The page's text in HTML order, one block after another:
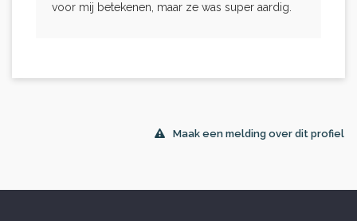
voor mij betekenen, maar ze was super aardig.
Maak een melding over dit profiel